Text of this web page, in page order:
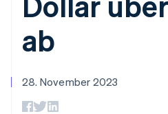
Zugriff auf mehr als
125
Terminal
Zahlungen vor Ort
Boost
Autorisierungsraten
Marktplatz auf
Abrechnung um
Produkt-
ab
28. November 2023